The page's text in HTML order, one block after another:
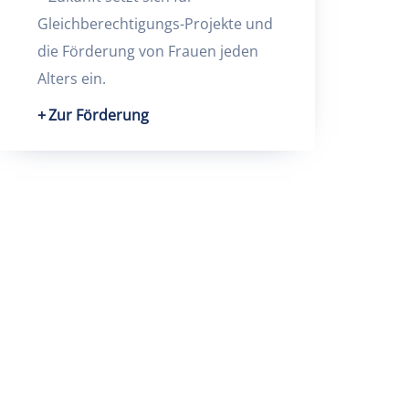
Gleichberechtigungs-Projekte und
die Förderung von Frauen jeden
Alters ein.
Zur Förderung